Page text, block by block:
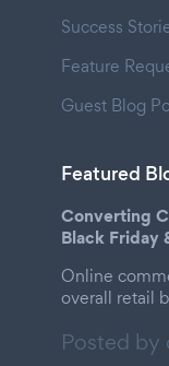
Success
Feature
Guest Blog
Featured
Converting
Black Friday
Online
overall retail
Posted by